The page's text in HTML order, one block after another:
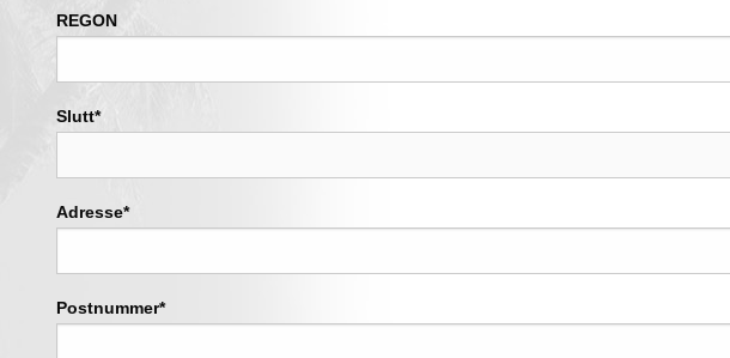
REGON
Slutt*
Adresse*
Postnummer*